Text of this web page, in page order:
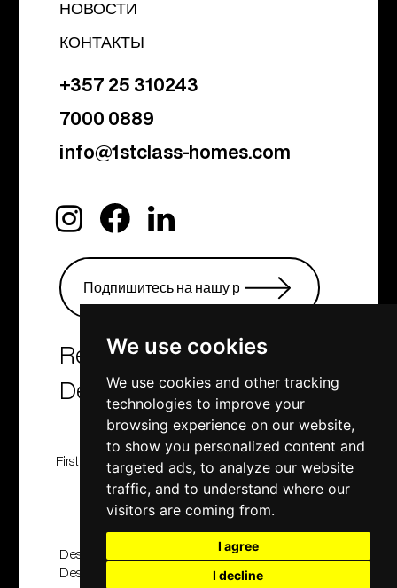
We use cookies
We use cookies and other tracking
technologies to improve your
browsing experience on our website,
to show you personalized content and
targeted ads, to analyze our website
traffic, and to understand where our
visitors are coming from.
I agree
I decline
НОВОСТИ
КОНТАКТЫ
+357 25 310243
7000 0889
info@1stclass-homes.com
Real Estate Agency &
Developers
First Class Homes, Developing , Investment and
Consulting company
© 2001 - 2025. All rights reserved
Designed And Developed By
Design2Brand
Applabprojects